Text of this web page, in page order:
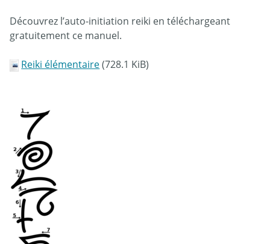
Découvrez l’auto-initiation reiki en téléchargeant
gratuitement ce manuel.
Reiki élémentaire(728.1 KiB)